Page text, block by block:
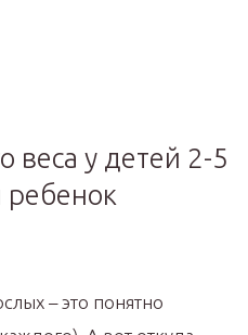
веса у детей 2-5
ребенок
– это понятно